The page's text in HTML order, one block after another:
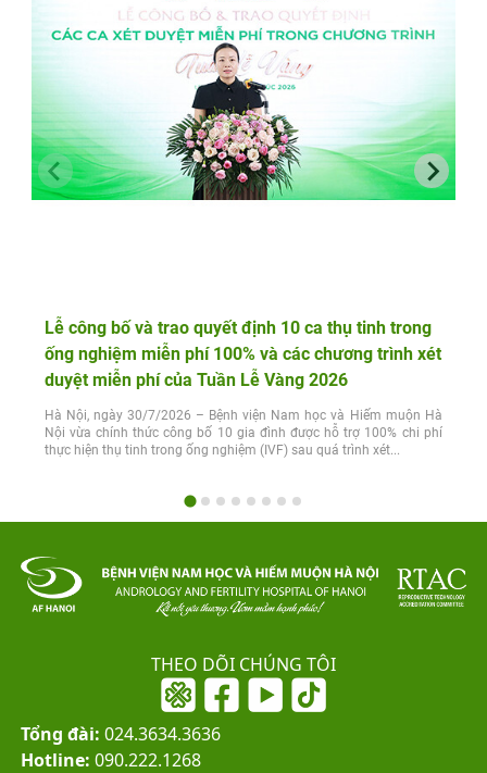
Lễ công bố và trao quyết định 10 ca thụ tinh trong
ống nghiệm miễn phí 100% và các chương trình xét
duyệt miễn phí của Tuần Lễ Vàng 2026
Hà Nội, ngày 30/7/2026 – Bệnh viện Nam học và Hiếm muộn Hà
Nội vừa chính thức công bố 10 gia đình được hỗ trợ 100% chi phí
thực hiện thụ tinh trong ống nghiệm (IVF) sau quá trình xét...
THEO DÕI CHÚNG TÔI
Tổng đài: 024.3634.3636
Hotline: 090.222.1268